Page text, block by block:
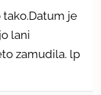
je
lani
zamudila. lp